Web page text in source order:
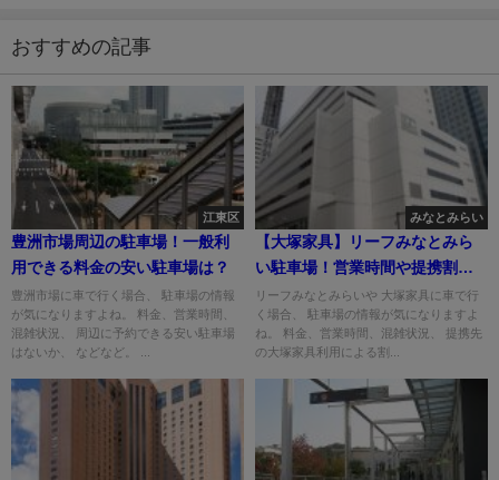
おすすめの記事
江東区
豊洲市場周辺の駐車場！一般利
用できる料金の安い駐車場は？
豊洲市場に車で行く場合、 駐車場の情報
が気になりますよね。 料金、営業時間、
混雑状況、 周辺に予約できる安い駐車場
はないか、 などなど。 ...
みなとみらい
【大塚家具】リーフみなとみら
い駐車場！営業時間や提携割引
は？
リーフみなとみらいや 大塚家具に車で行
く場合、 駐車場の情報が気になりますよ
ね。 料金、営業時間、混雑状況、 提携先
の大塚家具利用による割...